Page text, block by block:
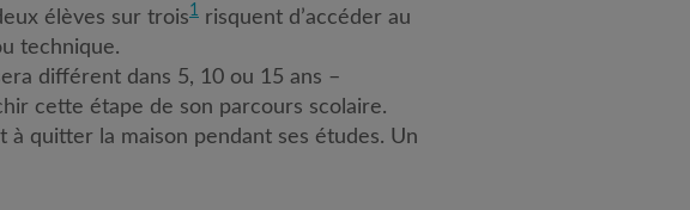
élèves sur trois1 risquent d’accéder au
technique.
différent dans 5, 10 ou 15 ans –
cette étape de son parcours scolaire.
quitter la maison pendant ses études. Un